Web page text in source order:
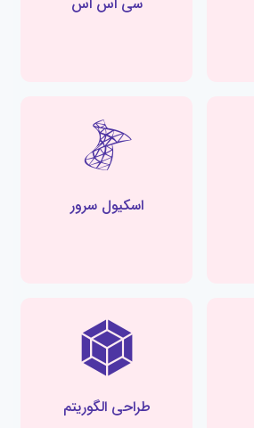
اسکیول سرور
طراحی الگوریتم